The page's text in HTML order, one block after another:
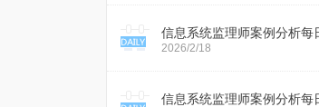
信息系统监理师案例分析每
2026/2/18
信息系统监理师案例分析每